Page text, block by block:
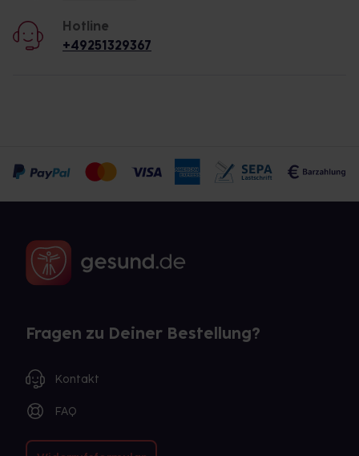
Hotline
+49251329367
Fragen zu Deiner Bestellung?
Kontakt
FAQ